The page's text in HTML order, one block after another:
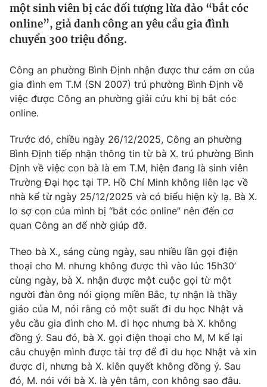
Tin tức
Thế giới đó đây
Câu chuyện quốc tế
Kinh tế
Thị trường
Góc doanh nghiệp
Truyền hình
Phim VTV
Hậu trường
Nhân vật
Khán giả
Giải sao mai
Điện ảnh
Âm nhạc
Sao
Đời sống
Du lịch
Làm đẹp
Giáo dục
Tuyển sinh
Học trực tuyến
Công nghệ
Hitech Công nghệ tương lai
Sản phẩm
Thị trường
Tư vấn
Giao lưu trực tuyến
Lịch phát sóng
Chuyên mục khác
Emagazine Podcast
một sinh viên bị các đối tượng lừa đảo “bắt cóc
online”, giả danh công an yêu cầu gia đình
chuyển 300 triệu đồng.
Công an phường Bình Định nhận được thư cảm ơn của
gia đình em T.M (SN 2007) trú phường Bình Định về
việc được Công an phường giải cứu khi bị bắt cóc
online.
Trước đó, chiều ngày 26/12/2025, Công an phường
Bình Định tiếp nhận thông tin từ bà X. trú phường Bình
Định về việc con bà là em T.M, hiện đang là sinh viên
Trường Đại học tại TP. Hồ Chí Minh không liên lạc về
nhà kể từ ngày 25/12/2025 và có biểu hiện kỳ lạ. Bà X.
lo sợ con của mình bị ‘‘bắt cóc online’’ nên đến cơ
quan Công an để nhờ giúp đỡ.
Theo bà X., sáng cùng ngày, sau nhiều lần gọi điện
thoại cho M. nhưng không được thì vào lúc 15h30’
cùng ngày, bà X. nhận được một cuộc gọi từ một
người đàn ông nói giọng miền Bắc, tự nhận là thầy
giáo của M, nói rằng có một suất đi du học Nhật và
yêu cầu gia đình cho M. đi học nhưng bà X. không
đồng ý. Sau đó, bà X. gọi điện thoại cho M, M kể lại
câu chuyện mình được tài trợ để đi du học Nhật và xin
được đi, nhưng bà X. kiên quyết không đồng ý. Sau
đó, M. nói với bà X. là yên tâm, con không sao đâu.